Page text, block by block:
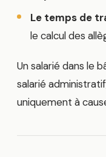
Le temps de
le calcul des
Un salarié dans le
salarié
uniquement à